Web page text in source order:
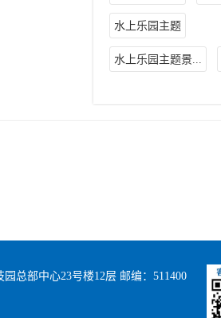
水上乐园主题
水上乐园主题景...
总部中心23号楼12层 邮编：511400